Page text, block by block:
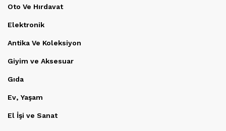
Oto Ve Hırdavat
Elektronik
Antika Ve Koleksiyon
Giyim ve Aksesuar
Gıda
Ev, Yaşam
El İşi ve Sanat